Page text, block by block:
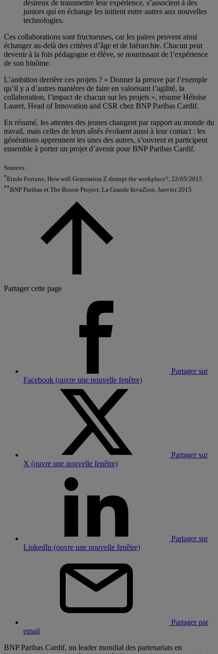
désireux de transmettre leur expérience, s’associent à des
juniors qui en échange les initient entre autres aux nouvelles
technologies.
Ces collaborations sont fructueuses, car les paires peuvent ainsi
échanger au-delà des critères d’âge et de hiérarchie. Chacun peut
devenir à la fois pédagogue et élève, se nourrissant de l’expérience
de son binôme.
L’ambition derrière ces projets ? « Donner la preuve par l’exemple
qu’il y a d’autres manières de faire en valorisant l’agilité, la
collaboration, l’impact de chacun sur les projets », résume Héloïse
Lauret, Head of Innovation and CSR chez BNP Paribas Cardif.
En résumé, les attentes des jeunes changent par rapport au monde du
travail, mais celles de leurs aînés évoluent aussi à leur contact : les
générations apprennent les unes des autres, s’ouvrent et participent
ensemble à porter un projet d’avenir pour BNP Paribas Cardif.
Sources :
*Etude Fortune, How will Generation Z disrupt the workplace?, 22/05/2015
**BNP Paribas et The Boson Project, La Grande InvaZion, Janvier 2015
Partager cette page
Partager sur
Facebook (ouvre une nouvelle fenêtre)
Partager sur
X (ouvre une nouvelle fenêtre)
Partager sur
LinkedIn (ouvre une nouvelle fenêtre)
Partager par
email
BNP Paribas Cardif, un leader mondial des partenariats en